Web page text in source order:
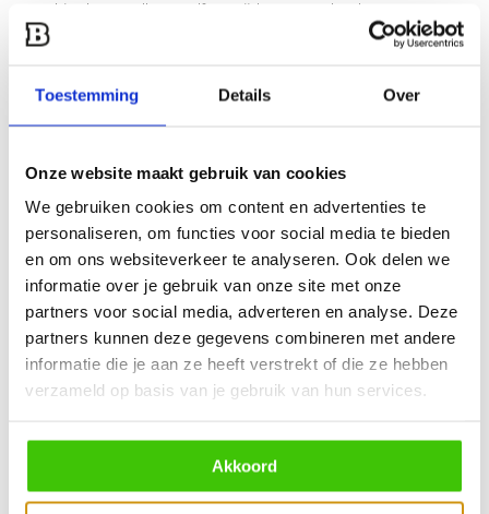
Toestemming Details Over
Onze website maakt gebruik van cookies
We gebruiken cookies om content en advertenties te
personaliseren, om functies voor social media te bieden
en om ons websiteverkeer te analyseren. Ook delen we
informatie over je gebruik van onze site met onze
partners voor social media, adverteren en analyse. Deze
partners kunnen deze gegevens combineren met andere
informatie die je aan ze heeft verstrekt of die ze hebben
verzameld op basis van je gebruik van hun services.
Akkoord
Klantenservice
Over ons
Veelgestelde vragen & contact
Cookies kunt u alleen zelf verwijderen, omdat deze op uw
computer zijn opgeslagen. Instructies voor het aanpassen en
de toolbar van de meeste internetbrowsers. Let er op dat de
meeste webshops – waaronder BBQtime.nl – niet goed
de privacy en welke informatie wij bewaren bij BBQtime.nl?
Bekijk dan het privacy document.